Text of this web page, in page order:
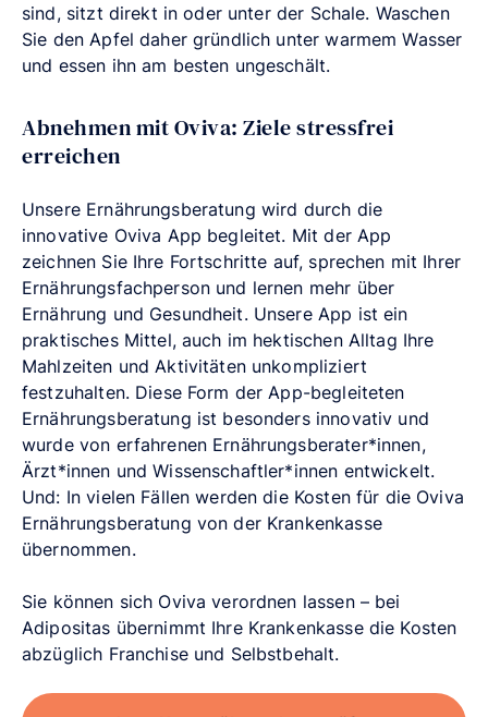
sind, sitzt direkt in oder unter der Schale. Waschen
Sie den Apfel daher gründlich unter warmem Wasser
und essen ihn am besten ungeschält.
Abnehmen mit Oviva: Ziele stressfrei
erreichen
Unsere Ernährungsberatung wird durch die
innovative Oviva App begleitet. Mit der App
zeichnen Sie Ihre Fortschritte auf, sprechen mit Ihrer
Ernährungsfachperson und lernen mehr über
Ernährung und Gesundheit. Unsere App ist ein
praktisches Mittel, auch im hektischen Alltag Ihre
Mahlzeiten und Aktivitäten unkompliziert
festzuhalten. Diese Form der App-begleiteten
Ernährungsberatung ist besonders innovativ und
wurde von erfahrenen Ernährungsberater*innen,
Ärzt*innen und Wissenschaftler*innen entwickelt.
Und: In vielen Fällen werden die Kosten für die Oviva
Ernährungsberatung von der Krankenkasse
übernommen.
Sie können sich Oviva verordnen lassen – bei
Adipositas übernimmt Ihre Krankenkasse die Kosten
abzüglich Franchise und Selbstbehalt.